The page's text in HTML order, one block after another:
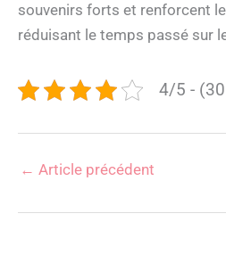
souvenirs forts et renforcent
réduisant le temps passé sur
4/5 -
← Article précédent